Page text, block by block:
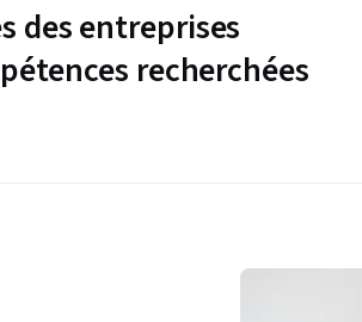
des entreprises
recherchées